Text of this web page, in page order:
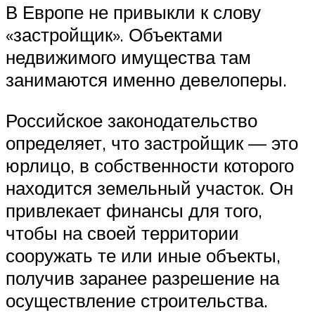
В Европе не привыкли к слову
«застройщик». Объектами
недвижимого имущества там
занимаются именно девелоперы.
Российское законодательство
определяет, что застройщик — это
юрлицо, в собственности которого
находится земельный участок. Он
привлекает финансы для того,
чтобы на своей территории
сооружать те или иные объекты,
получив заранее разрешение на
осуществление строительства.